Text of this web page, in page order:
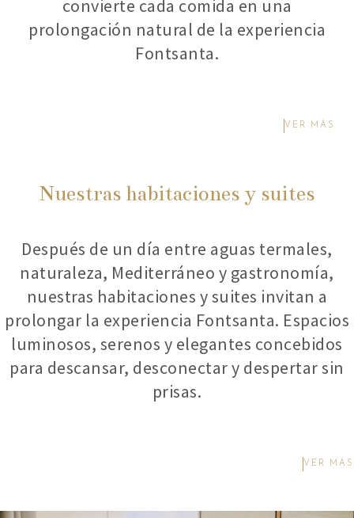
convierte cada comida en una
prolongación natural de la experiencia
Fontsanta.
VER MÁS
Nuestras habitaciones y suites
Después de un día entre aguas termales,
naturaleza, Mediterráneo y gastronomía,
nuestras habitaciones y suites invitan a
prolongar la experiencia Fontsanta. Espacios
luminosos, serenos y elegantes concebidos
para descansar, desconectar y despertar sin
prisas.
VER MÁS